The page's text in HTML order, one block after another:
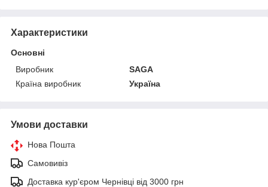
Характеристики
Основні
Виробник
SAGA
Країна виробник
Україна
Умови доставки
Нова Пошта
Самовивіз
Доставка кур'єром Чернівці від 3000 грн